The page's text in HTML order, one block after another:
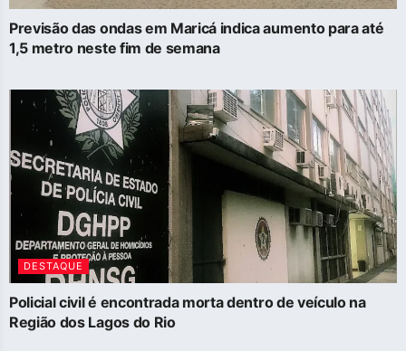
Previsão das ondas em Maricá indica aumento para até
1,5 metro neste fim de semana
DESTAQUE
Policial civil é encontrada morta dentro de veículo na
Região dos Lagos do Rio